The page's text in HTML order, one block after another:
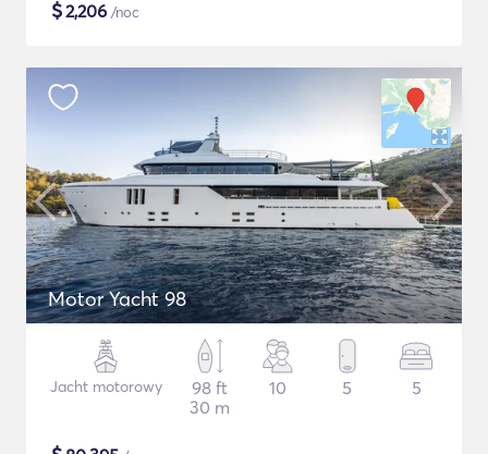
$2,206 /noc
Motor Yacht 98
Jacht motorowy
98 ft
30 m
10 5 5